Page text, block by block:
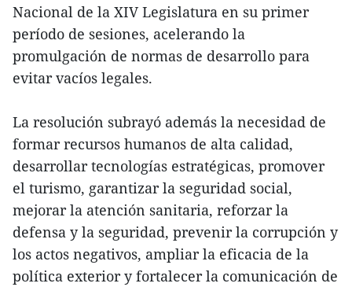
Nacional de la XIV Legislatura en su primer
período de sesiones, acelerando la
promulgación de normas de desarrollo para
evitar vacíos legales.
La resolución subrayó además la necesidad de
formar recursos humanos de alta calidad,
desarrollar tecnologías estratégicas, promover
el turismo, garantizar la seguridad social,
mejorar la atención sanitaria, reforzar la
defensa y la seguridad, prevenir la corrupción y
los actos negativos, ampliar la eficacia de la
política exterior y fortalecer la comunicación de